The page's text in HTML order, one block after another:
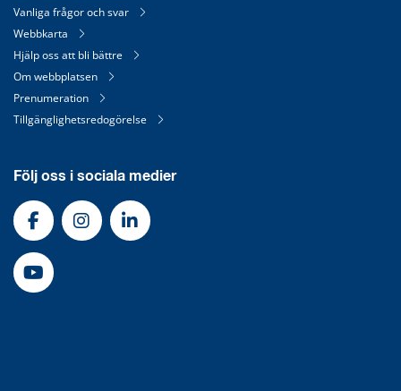
Vanliga frågor och svar
Webbkarta
Hjälp oss att bli bättre
Om webbplatsen
Prenumeration
Tillgänglighetsredogörelse
Följ oss i sociala medier